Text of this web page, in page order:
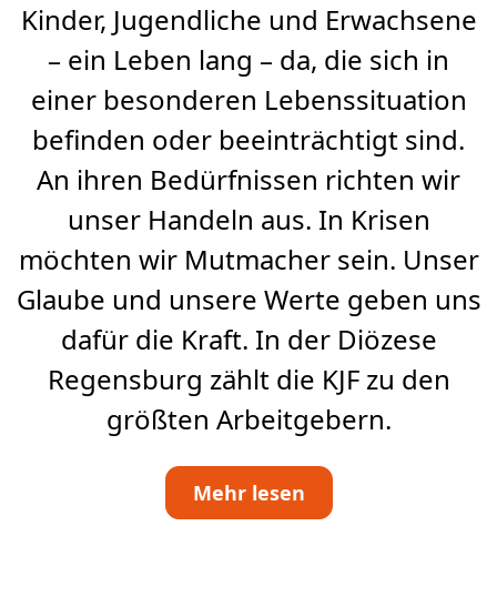
Kinder, Jugendliche und Erwachsene
– ein Leben lang – da, die sich in
einer besonderen Lebenssituation
befinden oder beeinträchtigt sind.
An ihren Bedürfnissen richten wir
unser Handeln aus. In Krisen
möchten wir Mutmacher sein. Unser
Glaube und unsere Werte geben uns
dafür die Kraft. In der Diözese
Regensburg zählt die KJF zu den
größten Arbeitgebern.
Mehr lesen